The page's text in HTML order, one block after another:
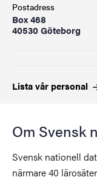
Postadress
Box 468
40530 Göteborg
Lista vår personal
Om Svensk
Svensk nationell
närmare 40